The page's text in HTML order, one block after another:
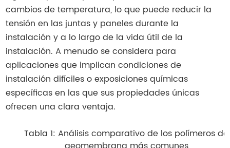
cambios de temperatura, lo que puede reducir la
tensión en las juntas y paneles durante la
instalación y a lo largo de la vida útil de la
instalación. A menudo se considera para
aplicaciones que implican condiciones de
instalación difíciles o exposiciones químicas
específicas en las que sus propiedades únicas
ofrecen una clara ventaja.
Tabla 1: Análisis comparativo de los polímeros de